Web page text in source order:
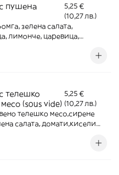
пушена
5,25 €
(10,27 лв.)
зелена салата,
лимонче, царевица,
телешко
(sous vide)
5,25 €
(10,27 лв.)
телешко месо,сирене
салата, домати,кисели